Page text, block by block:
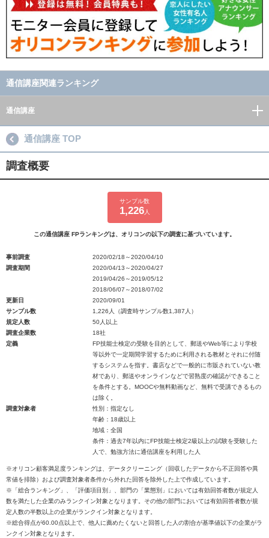
通信講座関連ランキング
通信講座
通信講座 TOP
調査概要
サンプル数
1,226人
この通信講座 FPランキングは、オリコンの以下の調査に基づいています。
事前調査
2020/02/18～2020/04/10
調査期間
2020/04/13～2020/04/27
2019/04/26～2019/05/12
2018/06/07～2018/07/02
更新日
2020/09/01
サンプル数
1,226人（調査時サンプル数1,387人）
規定人数
50人以上
調査企業数
18社
定義
FP技能士検定の受験を目的として、郵送やWeb等により学校
等以外で一定期間学習するために利用される教材とそれに付随
するシステムを指す。書店などで一般的に市販されていない教
材であり、郵送やオンラインなどで習熟度の確認ができること
を条件とする。MOOCや無料動画など、無料で受講できるもの
は除く。
調査対象者
性別：指定なし
年齢：18歳以上
地域：全国
条件：過去7年以内にFP技能士検定2級以上の試験を受験した
人で、勉強方法に通信講座を利用した人
※オリコン顧客満足度ランキングは、データクリーニング（回収したデータから不正回答や異
常値を排除）および調査対象者条件から外れた回答を除外した上で作成しています。
※「総合ランキング」、「評価項目別」、部門の「業態別」においては有効回答者数が規定人
数を満たした企業のみランクイン対象となります。その他の部門においては有効回答者数が規
定人数の半数以上の企業がランクイン対象となります。
※総合得点が60.00点以上で、他人に薦めたくないと回答した人の割合が基準値以下の企業がラ
ンクイン対象となります。